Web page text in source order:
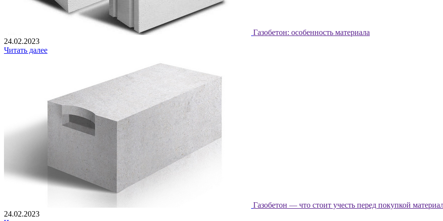
Газобетон: особенность материала
24.02.2023
Читать далее
Газобетон — что стоит учесть перед покупкой
24.02.2023